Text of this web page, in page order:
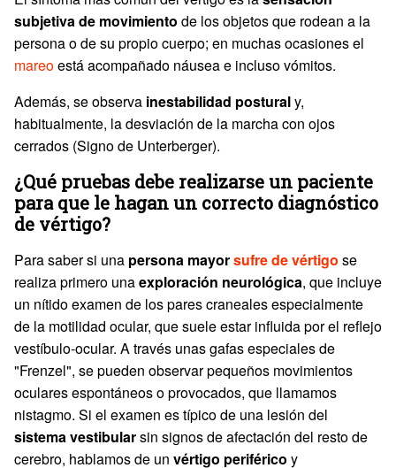
subjetiva de movimiento de los objetos que rodean a la
persona o de su propio cuerpo; en muchas ocasiones el
mareoestá acompañado náusea e incluso vómitos.
Además, se observa inestabilidad posturaly,
habitualmente, la desviación de la marcha con ojos
cerrados (Signo de Unterberger).
¿Qué pruebas debe realizarse un paciente
para que le hagan un correcto diagnóstico
de vértigo?
Para saber si una persona mayorsufre de vértigo se
realiza primero unaexploración neurológica, que incluye
un nítido examen de los pares craneales especialmente
de la motilidad ocular, que suele estar influida por el reflejo
vestíbulo-ocular. A través unas gafas especiales de
"Frenzel", se pueden observar pequeños movimientos
oculares espontáneos o provocados, que llamamos
nistagmo. Si el examen es típico de una lesión del
sistema vestibularsin signos de afectación del resto de
cerebro, hablamos de un vértigo periférico y